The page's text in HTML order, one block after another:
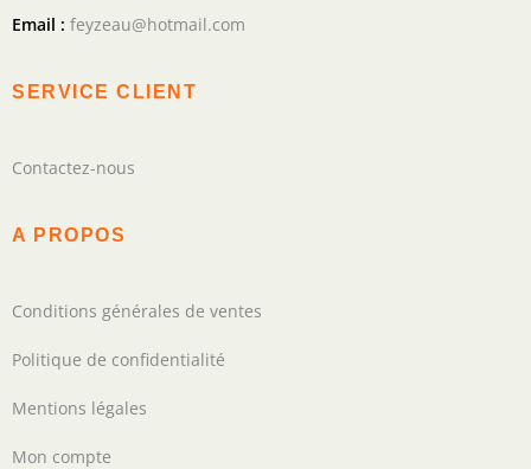
Email : feyzeau@hotmail.com
SERVICE CLIENT
Contactez-nous
A PROPOS
Conditions générales de ventes
Politique de confidentialité
Mentions légales
Mon compte